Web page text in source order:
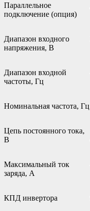
Параллельное
подключение (опция)
Диапазон входного
напряжения, В
Диапазон входной
частоты, Гц
Номинальная частота, Гц
Цепь постоянного тока,
В
Максимальный ток
заряда, А
КПД инвертора